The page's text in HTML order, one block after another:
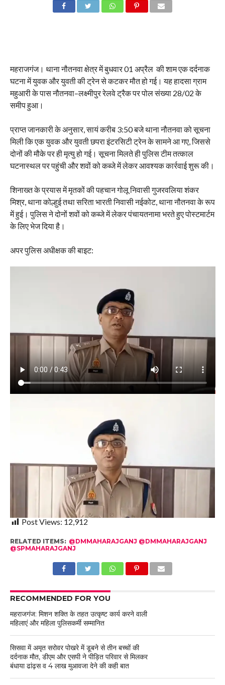
महराजगंज। थाना नौतनवा क्षेत्र में बुधवार 01 अप्रैल की शाम एक दर्दनाक
घटना में युवक और युवती की ट्रेन से कटकर मौत हो गई। यह हादसा ग्राम
महुआरी के पास नौतनवा–लक्ष्मीपुर रेलवे ट्रैक पर पोल संख्या 28/02 के
समीप हुआ।
प्राप्त जानकारी के अनुसार, सायं करीब 3:50 बजे थाना नौतनवा को सूचना
मिली कि एक युवक और युवती छपरा इंटरसिटी ट्रेन के सामने आ गए, जिससे
दोनों की मौके पर ही मृत्यु हो गई। सूचना मिलते ही पुलिस टीम तत्काल
घटनास्थल पर पहुंची और शवों को कब्जे में लेकर आवश्यक कार्रवाई शुरू की।
शिनाख्त के प्रयास में मृतकों की पहचान गोलू निवासी गुजरवलिया शंकर
मिश्र, थाना कोल्हुई तथा सरिता भारती निवासी नईकोट, थाना नौतनवा के रूप
में हुई। पुलिस ने दोनों शवों को कब्जे में लेकर पंचायतनामा भरते हुए पोस्टमार्टम
के लिए भेज दिया है।
अपर पुलिस अधीक्षक की बाइट:
Post Views: 12,912
RELATED ITEMS: @DMMAHARAJGANJ @DMMAHARAJGANJ
@SPMAHARAJGANJ
RECOMMENDED FOR YOU
महराजगंज: मिशन शक्ति के तहत उत्कृष्ट कार्य करने वाली
महिलाएं और महिला पुलिसकर्मी सम्मानित
सिसवा में अमृत सरोवर पोखरे में डूबने से तीन बच्चों की
दर्दनाक मौत, डीएम और एसपी ने पीड़ित परिवार से मिलकर
बंधाया ढांढ़स व 4 लाख मुआवजा देने की कही बात